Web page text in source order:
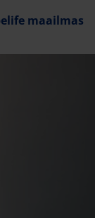
maailmas